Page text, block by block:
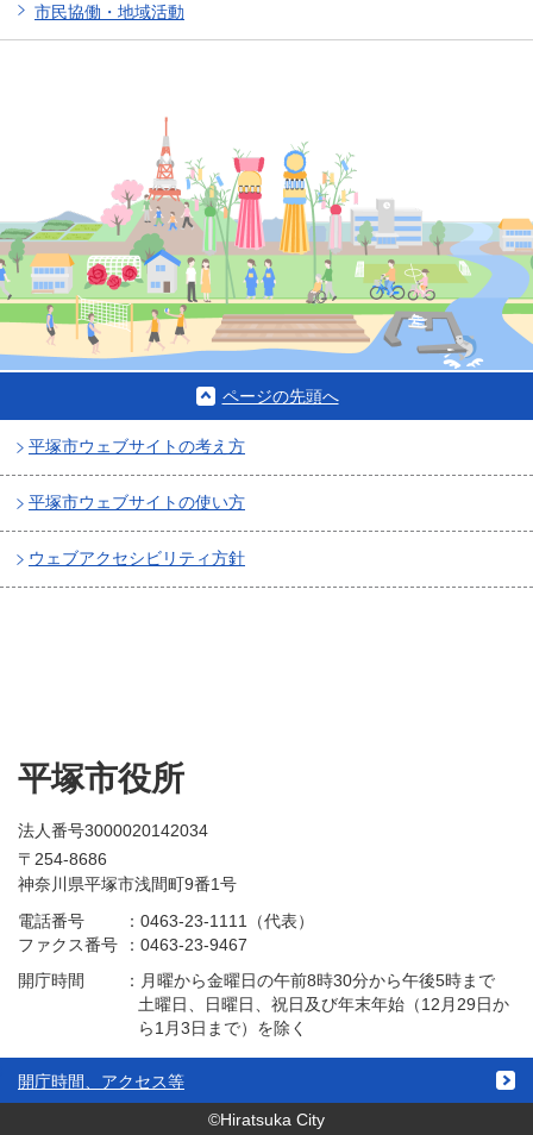
市民協働・地域活動
ページの先頭へ
平塚市ウェブサイトの考え方
平塚市ウェブサイトの使い方
ウェブアクセシビリティ方針
平塚市役所
法人番号3000020142034
〒254-8686
神奈川県平塚市浅間町9番1号
電話番号
：0463-23-1111（代表）
ファクス番号
：0463-23-9467
開庁時間
： 月曜から金曜日の午前8時30分から午後5時まで
土曜日、日曜日、祝日及び年末年始（12月29日か
ら1月3日まで）を除く
開庁時間、アクセス等
©Hiratsuka City